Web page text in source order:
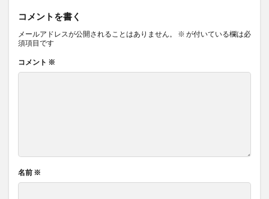
コメントを書く
メールアドレスが公開されることはありません。 ※ が付いている欄は必
須項目です
コメント ※
名前 ※